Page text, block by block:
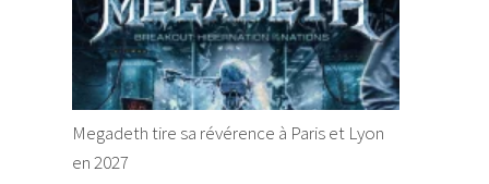
Megadeth tire sa révérence à Paris et Lyon
en 2027